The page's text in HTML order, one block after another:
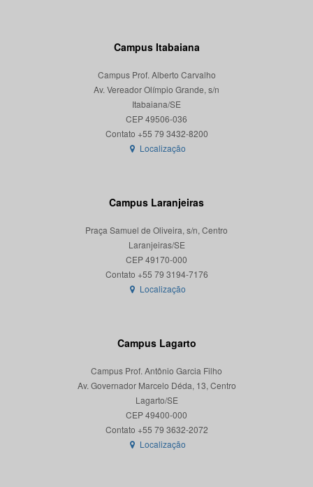
Campus Itabaiana
Campus Prof. Alberto Carvalho
Av. Vereador Olímpio Grande, s/n
Itabaiana/SE
CEP 49506-036
Localização
Campus Laranjeiras
Praça Samuel de Oliveira, s/n, Centro
Laranjeiras/SE
CEP 49170-000
Localização
Campus Lagarto
Campus Prof. Antônio Garcia Filho
Av. Governador Marcelo Déda, 13, Centro
Lagarto/SE
CEP 49400-000
Localização